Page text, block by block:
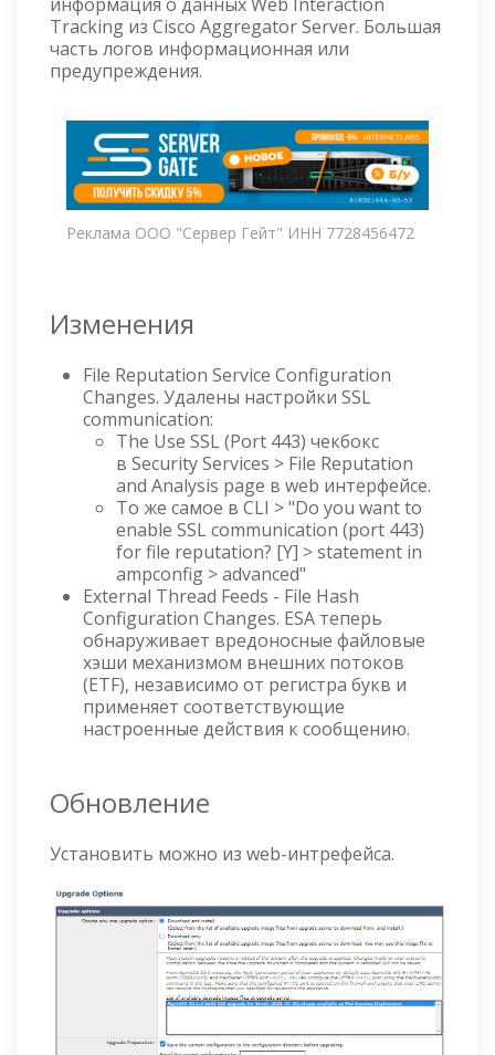
Tracking из Cisco Aggregator Server. Большая
часть логов информационная или
предупреждения.
Реклама ООО "Сервер Гейт" ИНН 7728456472
Изменения
File Reputation Service Configuration
Changes. Удалены настройки SSL
communication:
The Use SSL (Port 443) чекбокс
в Security Services > File Reputation
and Analysis page в web интерфейсе.
То же самое в CLI > "Do you want to
enable SSL communication (port 443)
for file reputation? [Y] > statement in
ampconfig > advanced"
External Thread Feeds - File Hash
Configuration Changes. ESA теперь
обнаруживает вредоносные файловые
хэши механизмом внешних потоков
(ETF), независимо от регистра букв и
применяет соответствующие
настроенные действия к сообщению.
Обновление
Установить можно из web-интрефейса.